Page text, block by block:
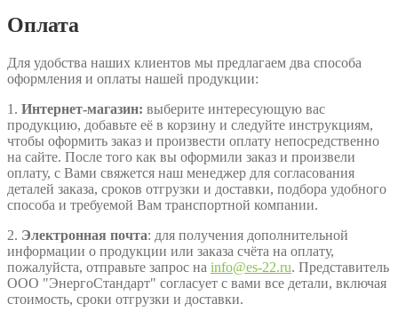
Оплата
Для удобства наших клиентов мы предлагаем два способа
оформления и оплаты нашей продукции:
1. Интернет-магазин: выберите интересующую вас
продукцию, добавьте её в корзину и следуйте инструкциям,
чтобы оформить заказ и произвести оплату непосредственно
на сайте. После того как вы оформили заказ и произвели
оплату, с Вами свяжется наш менеджер для согласования
деталей заказа, сроков отгрузки и доставки, подбора удобного
способа и требуемой Вам транспортной компании.
2. Электронная почта: для получения дополнительной
информации о продукции или заказа счёта на оплату,
пожалуйста, отправьте запрос на info@es-22.ru. Представитель
ООО "ЭнергоСтандарт" согласует с вами все детали, включая
стоимость, сроки отгрузки и доставки.